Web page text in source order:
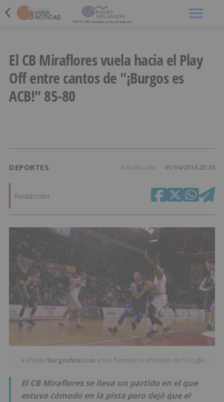
El CB Miraflores vuela hacia el Play
Off entre cantos de "¡Burgos es
ACB!" 85-80
DEPORTES Actualizado 01/04/2016 23:58
Redacción
★Añade BurgosNoticias a tus fuentes preferidas de Google
El CB Miraflores se lleva un partido en el que
estuvo cómodo en la pista pero dejó que el